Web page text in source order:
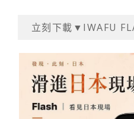
立刻下載▼IWAFU